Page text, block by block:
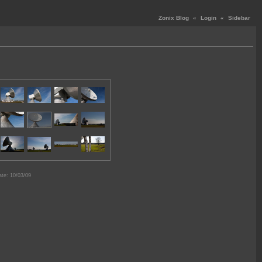
Zonix Blog « Login « Sidebar
10/03/09